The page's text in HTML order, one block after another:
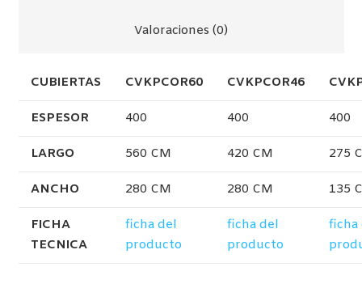
Valoraciones (0)
CUBIERTAS CVKPCOR60 CVKPCOR46
ESPESOR 400 400 400
LARGO 560 CM 420 CM 275
ANCHO 280 CM 280 CM 135
FICHA
TECNICA
ficha del
producto
ficha del
producto
ficha